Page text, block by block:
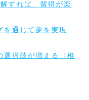
すれば、習得が楽
を通じて夢を実現
選択肢が増える〈椎